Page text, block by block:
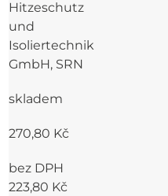
Hitzeschutz
und
Isoliertechnik
GmbH, SRN
skladem
270,80 Kč
bez DPH
223,80 Kč